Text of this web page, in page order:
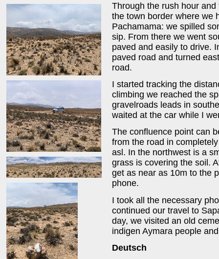
Through the rush hour
the town border where we
Pachamama: we spilled
sip. From there we went
paved and easily to drive.
paved road and turned
road.
I started tracking the
climbing we reached the
gravelroads leads in
waited at the car while I
The confluence point can
from the road in
asl. In the northwest is a
grass is covering the soil.
get as near as 10m to the
phone.
I took all the necessary
continued our travel to
day, we visited an old
indigen Aymara people
Deutsch